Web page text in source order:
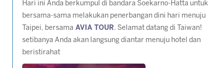
Hari ini Anda berkumpul di bandara Soekarno-Hatta untuk
bersama-sama melakukan penerbangan dini hari menuju
Taipei, bersama AVIA TOUR. Selamat datang di Taiwan!
setibanya Anda akan langsung diantar menuju hotel dan
beristirahat